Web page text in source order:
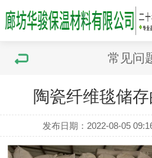
常见问
陶瓷纤维毯储
发布日期：2022-08-05